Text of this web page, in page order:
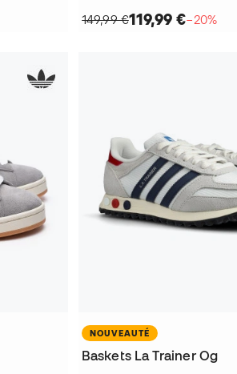
149,99 €119,99 €−20%
NOUVEAUTÉ
Baskets La Trainer Og